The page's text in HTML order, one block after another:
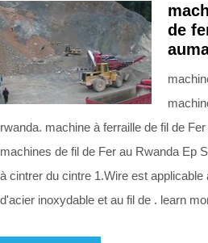
de
rwanda. machine à ferraille de fil de
machines de fil de Fer au Rwanda Ep
à cintrer du cintre 1.Wire est applicable
d'acier inoxydable et au fil de . learn